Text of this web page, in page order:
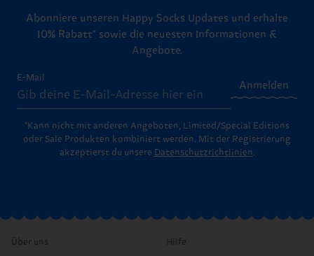
Abonniere unseren Happy Socks Updates und erhalte
10% Rabatt* sowie die neuesten Informationen &
Angebote.
E-Mail
Anmelden
*Kann nicht mit anderen Angeboten, Limited/Special Editions
oder Sale Produkten kombiniert werden. Mit der Registrierung
akzeptierst du unsere Datenschutzrichtlinien.
Über uns Hilfe